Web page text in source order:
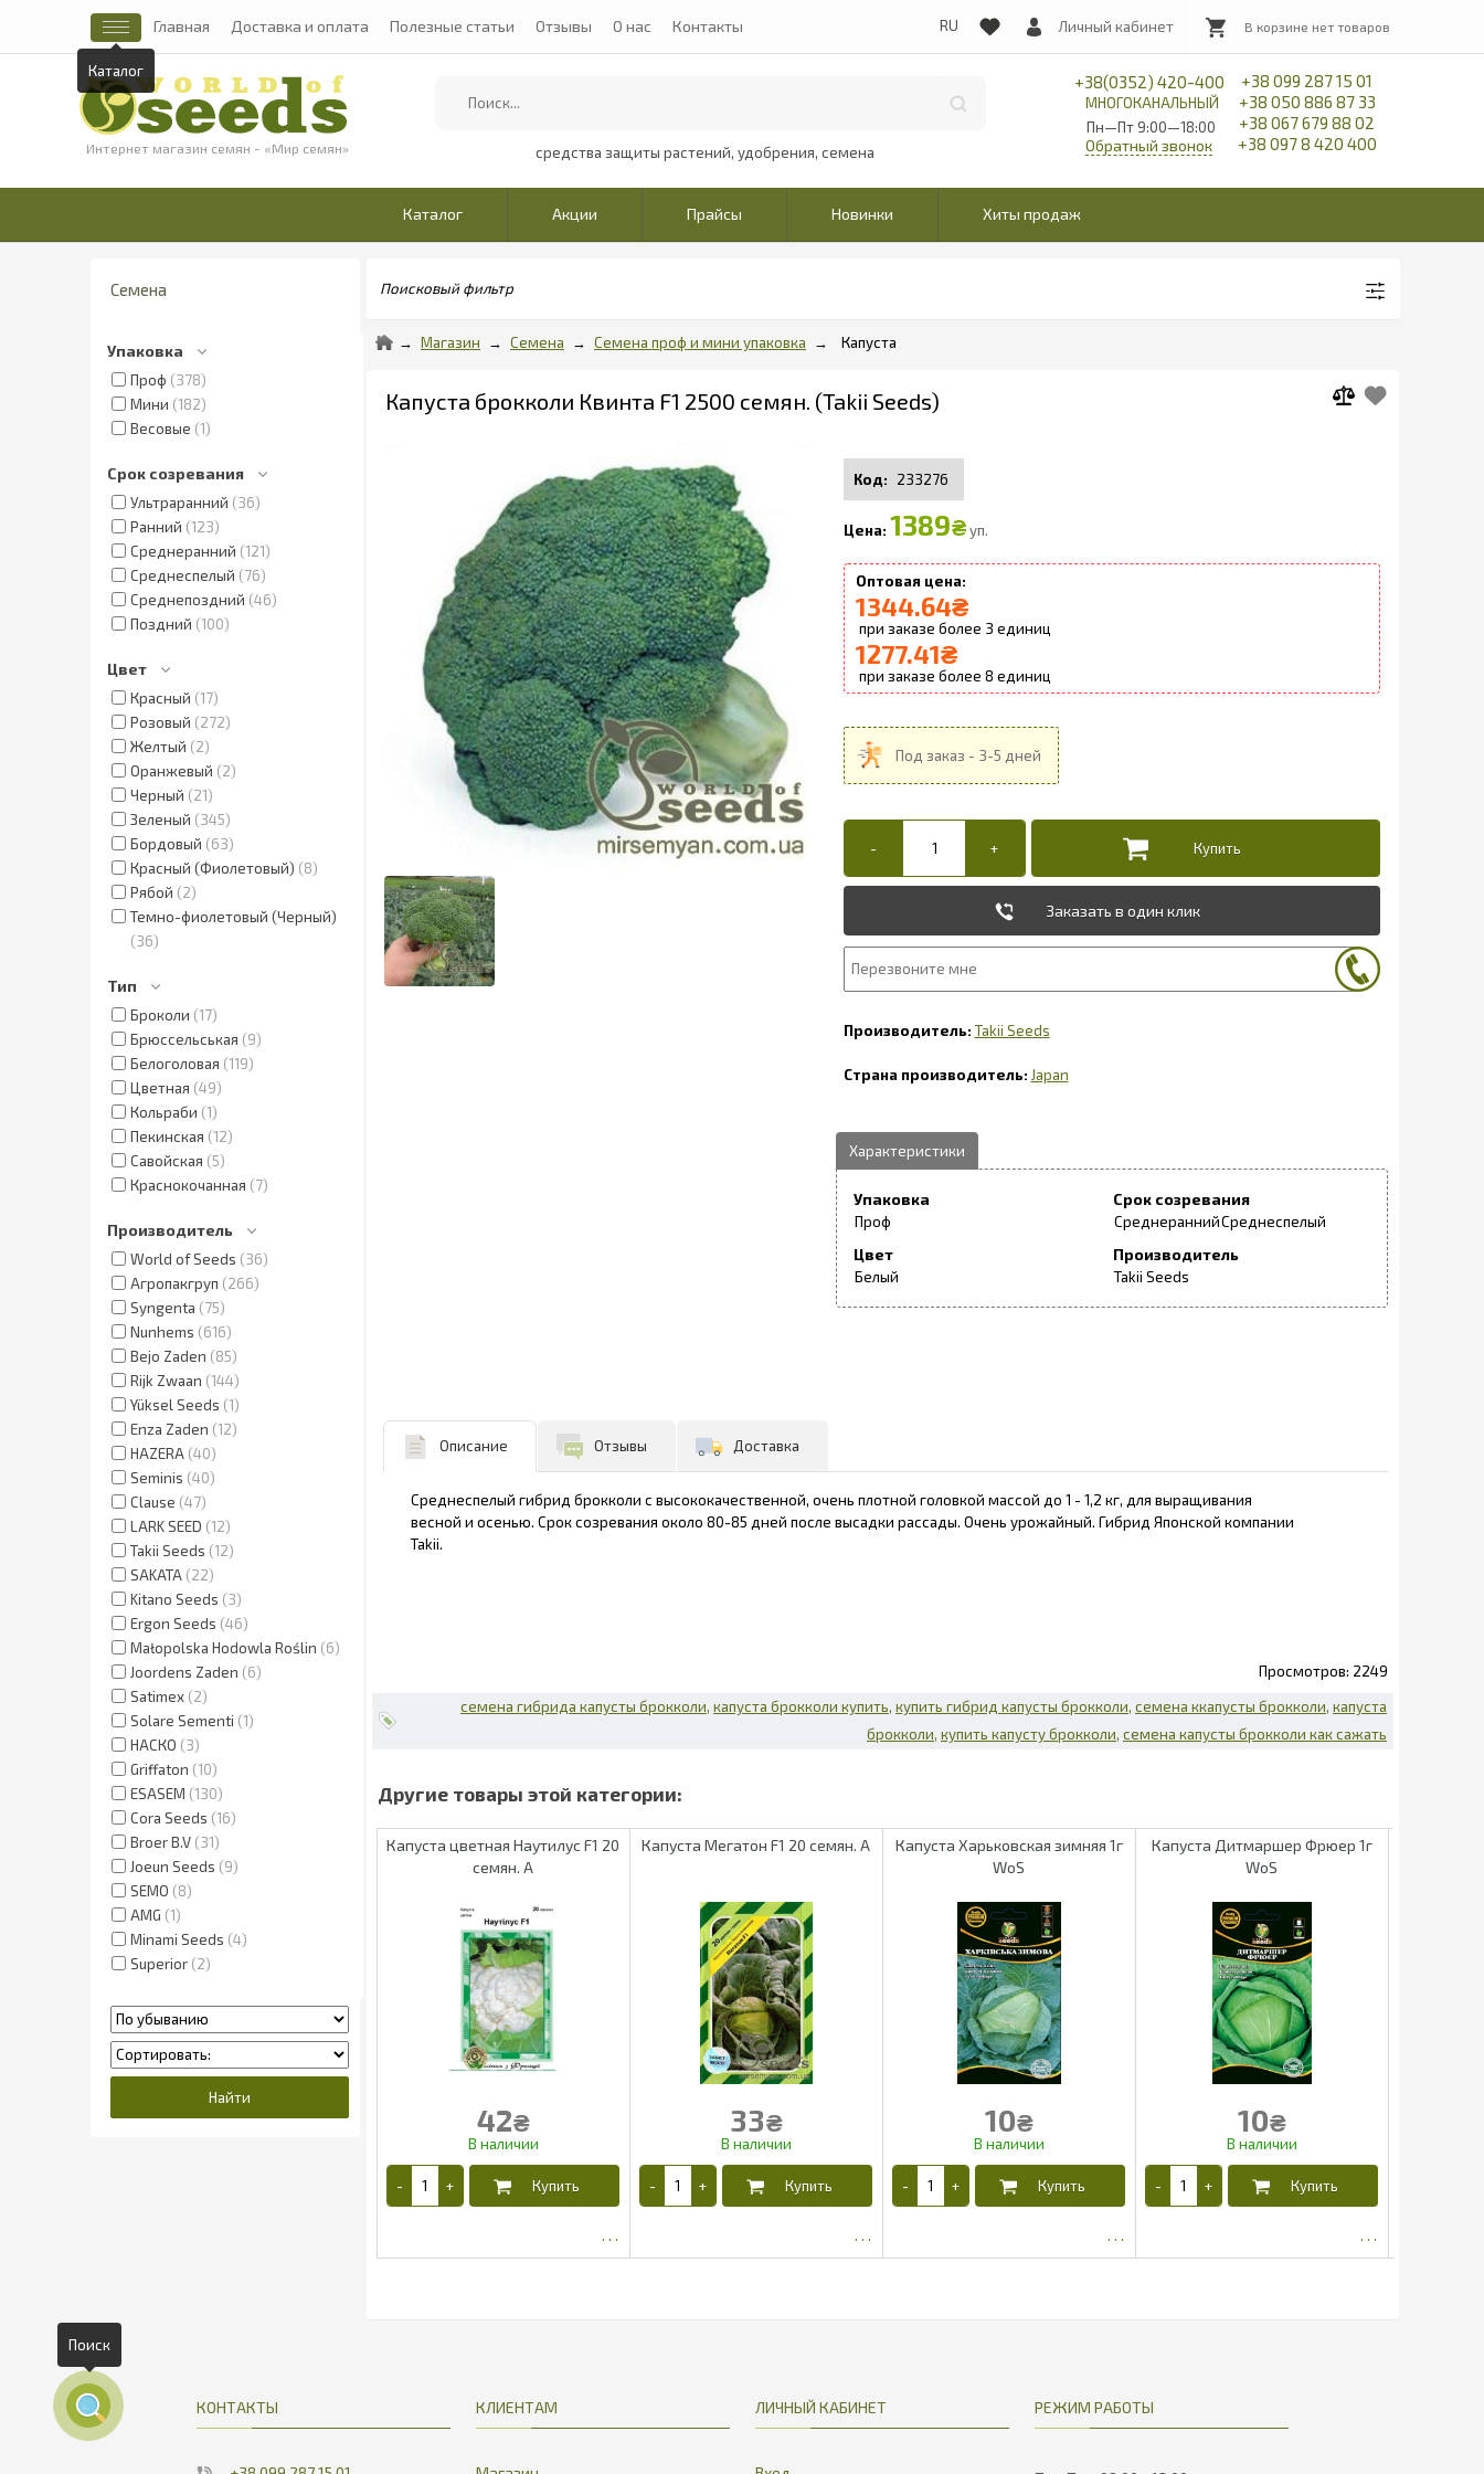
Каталог
Главная Доставка и оплата Полезные статьи Отзывы О нас Контакты Личный кабинет
Интернет магазин семян - «Мир семян» средства защиты растений, удобрения, семена
+38(0352) 420-400
МНОГОКАНАЛЬНЫЙ
Пн—Пт 9:00—18:00
+38 099 287 15 01
+38 050 886 87 33
+38 067 679 88 02
+38 097 8 420 400
Обратный звонок
Каталог Акции Прайсы Новинки Хиты продаж
Семена
Упаковка
Проф
378
Мини 182
Весовые 1
Срок созревания
Ультраранний
36
Ранний 123
Среднеранний 121
Среднеспелый
76
Среднепоздний 46
Поздний 100
Цвет
Красный 17
Розовый
272
Желтый
2
Оранжевый
2
Черный
21
Зеленый
345
Бордовый
63
Красный (Фиолетовый)
8
Рябой
2
Темно-фиолетовый (Черный)
36
Тип
Броколи 17
Брюссельськая
9
Белоголовая 119
Цветная 49
Кольраби 1
Пекинская 12
Савойская
5
Краснокочанная
7
Производитель
World of Seeds
36
Агропакгруп
266
Syngenta
75
Nunhems
616
Bejo Zaden
85
Rijk Zwaan 144
Yüksel Seeds 1
Enza Zaden 12
HAZERA 40
Seminis 40
Clause 47
LARK SEED 12
Takii Seeds 12
SAKATA 22
Kitano Seeds
3
Ergon Seeds 46
Małopolska Hodowla Roślin
6
Joordens Zaden
6
Satimex 2
Solare Sementi 1
НАСКО
3
Griffaton 10
ESASEM 130
Cora Seeds 16
Broer B.V 31
Joeun Seeds
9
SEMO
8
AMG 1
Minami Seeds 4
Superior 2
Поисковый фильтр
Магазин Семена Семена проф и мини упаковка Капуста
Капуста брокколи Квинта F1 2500 семян. (Takii Seeds)
233276
1389₴ уп.
1344.64₴
3
1277.41₴
8
Заказать в один клик
Takii Seeds
Japan
Упаковка
Проф
Срок созревания
СреднераннийСреднеспелый
Цвет
Белый
Производитель
Takii Seeds
Описание Отзывы Доставка
Среднеспелый гибрид брокколи с высококачественной, очень плотной головкой массой до 1 - 1,2 кг, для выращивания
весной и осенью. Срок созревания около 80-85 дней после высадки рассады. Очень урожайный. Гибрид Японской компании
Takii.
2249
семена гибрида капусты брокколи капуста брокколи купить купить гибрид капусты брокколи семена ккапусты брокколи капуста
брокколи купить капусту брокколи семена капусты брокколи как сажать
Капуста цветная Наутилус F1 20
семян. А
42₴
Капуста Мегатон F1 20 семян. А
33₴
Капуста Харьковская зимняя 1г
WoS
10₴
Капуста Дитмаршер Фрюер 1г
WoS
10₴
КОНТАКТЫ КЛИЕНТАМ ЛИЧНЫЙ КАБИНЕТ РЕЖИМ РАБОТЫ
Поиск